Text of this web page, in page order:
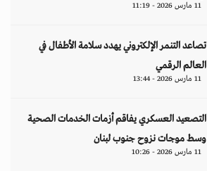
11 مارس 2026 - 11:19
تصاعد التنمر الإلكتروني يهدد سلامة الأطفال في
العالم الرقمي
11 مارس 2026 - 13:44
التصعيد العسكري يفاقم أزمات الخدمات الصحية
وسط موجات نزوح جنوب لبنان
11 مارس 2026 - 10:26